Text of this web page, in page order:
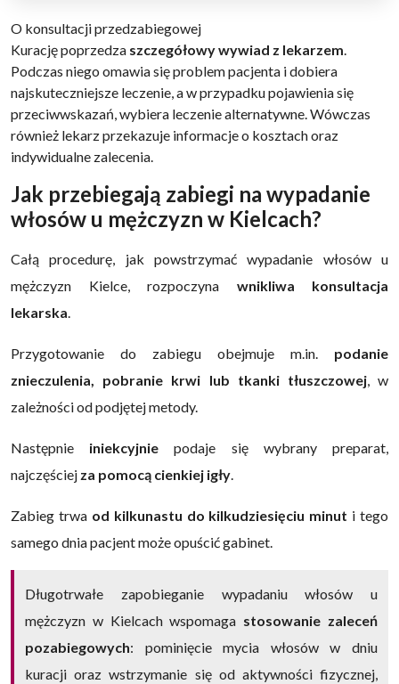
O konsultacji przedzabiegowej
Kurację poprzedza szczegółowy wywiad z lekarzem
Podczas niego omawia się problem pacjenta i dobiera
najskuteczniejsze leczenie, a w przypadku pojawienia się
przeciwwskazań, wybiera leczenie alternatywne. Wówczas
również lekarz przekazuje informacje o kosztach oraz
indywidualne zalecenia.
Jak przebiegają zabiegi na wypadanie
włosów u mężczyzn w Kielcach?
Całą procedurę, jak powstrzymać wypadanie włosów u
mężczyzn Kielce, rozpoczyna wnikliwa konsultacja
lekarska
Przygotowanie do zabiegu obejmuje m.in.
podanie
znieczulenia, pobranie krwi lub tkanki tłuszczowej, w
zależności od podjętej metody.
Następnie iniekcyjniepodaje się wybrany preparat,
najczęściej za pomocą cienkiej igły
Zabieg trwa od kilkunastu do kilkudziesięciu minut i tego
samego dnia pacjent może opuścić gabinet.
Długotrwałe zapobieganie wypadaniu włosów u
mężczyzn w Kielcach wspomaga stosowanie zaleceń
pozabiegowych: pominięcie mycia włosów w dniu
kuracji oraz wstrzymanie się od aktywności fizycznej,